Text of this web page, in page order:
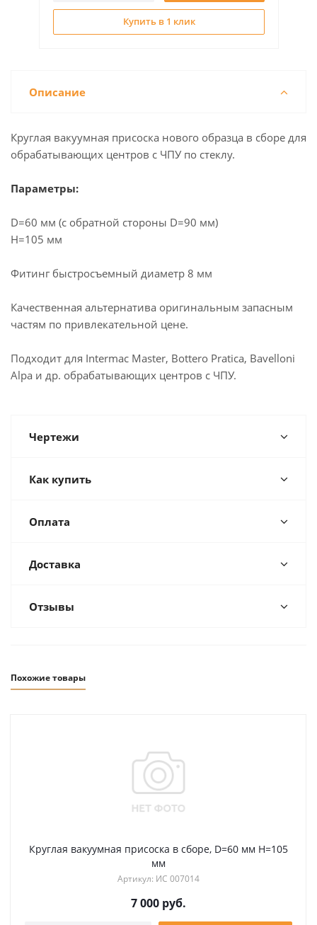
Купить в 1 клик
Описание
Круглая вакуумная присоска нового образца в сборе для
обрабатывающих центров с ЧПУ по стеклу.
Параметры:
D=60 мм (с обратной стороны D=90 мм)
H=105 мм
Фитинг быстросъемный диаметр 8 мм
Качественная альтернатива оригинальным запасным
частям по привлекательной цене.
Подходит для Intermac Master, Bottero Pratica, Bavelloni
Alpa и др. обрабатывающих центров с ЧПУ.
Чертежи
Как купить
Оплата
Доставка
Отзывы
Похожие товары
Круглая вакуумная присоска в сборе, D=60 мм H=105
мм
Артикул: ИС 007014
7 000 руб.